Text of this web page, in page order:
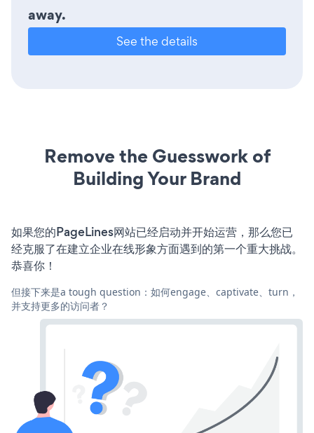
away.
See the details
Remove the Guesswork of
Building Your Brand
如果您的PageLines网站已经启动并开始运营，那么您已
经克服了在建立企业在线形象方面遇到的第一个重大挑战。
恭喜你！
但接下来是a tough question：如何engage、captivate、turn，
并支持更多的访问者？